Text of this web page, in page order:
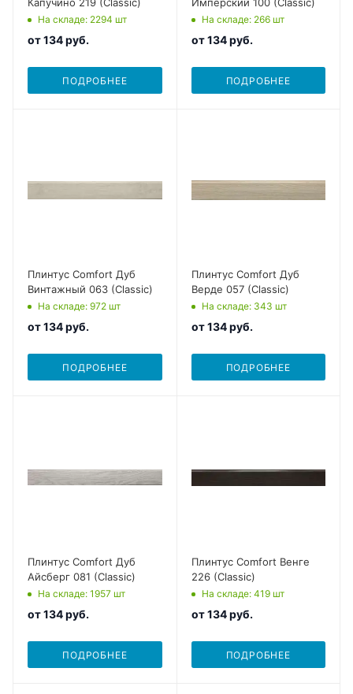
На складе: 2294 шт
от134 руб.
ПОДРОБНЕЕ
На складе: 266 шт
от134 руб.
ПОДРОБНЕЕ
Плинтус Comfort Дуб
Винтажный 063 (Classic)
На складе: 972 шт
от134 руб.
ПОДРОБНЕЕ
Плинтус Comfort Дуб
Верде 057 (Classic)
На складе: 343 шт
от134 руб.
ПОДРОБНЕЕ
Плинтус Comfort Дуб
Айсберг 081 (Classic)
На складе: 1957 шт
от134 руб.
ПОДРОБНЕЕ
Плинтус Comfort Венге
226 (Classic)
На складе: 419 шт
от134 руб.
ПОДРОБНЕЕ